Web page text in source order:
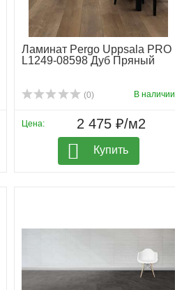
Ламинат Pergo Uppsala PRO
L1249-08598 Дуб Пряный
(0) В наличии
Цена: 2 475 ₽/м2
Купить